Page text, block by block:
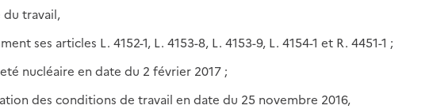
travail,
ses articles L. 4152-1, L. 4153-8, L. 4153-9, L. 4154-1 et R. 4451-1 ;
nucléaire en date du 2 février 2017 ;
des conditions de travail en date du 25 novembre 2016,